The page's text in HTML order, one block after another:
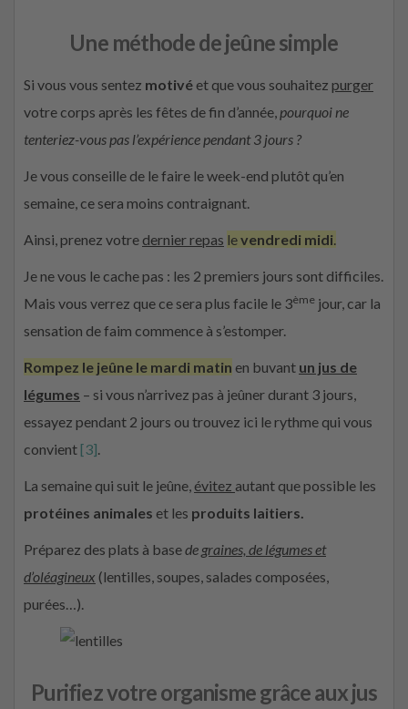
Une méthode de jeûne simple
Si vous vous sentez motivé et que vous souhaitez purger
votre corps après les fêtes de fin d’année, pourquoi ne
tenteriez-vous pas l’expérience pendant 3 jours ?
Je vous conseille de le faire le week-end plutôt qu’en
semaine, ce sera moins contraignant.
Ainsi, prenez votre dernier repas levendredi midi.
Je ne vous le cache pas : les 2 premiers jours sont difficiles.
Mais vous verrez que ce sera plus facile le 3ème jour, car la
sensation de faim commence à s’estomper.
Rompez le jeûne le mardi matin en buvant un jus de
légumes – si vous n’arrivez pas à jeûner durant 3 jours,
essayez pendant 2 jours ou trouvez ici le rythme qui vous
convient [3].
La semaine qui suit le jeûne, évitez autant que possible les
protéines animales et les produits laitiers.
Préparez des plats à basede graines, de légumes et
d’oléagineux (lentilles, soupes, salades composées,
purées…).
Purifiez votre organisme grâce aux jus